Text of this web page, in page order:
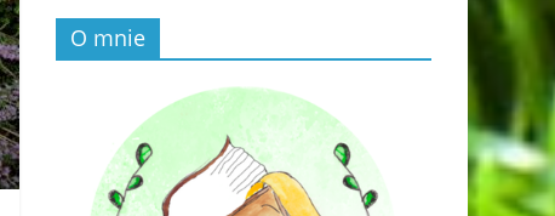
O mnie